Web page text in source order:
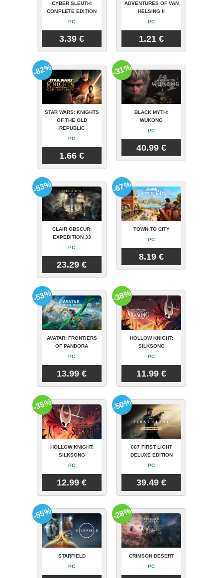
CYBER SLEUTH:
COMPLETE EDITION
PC
3.39 €
ADVENTURES OF VAN
HELSING II
PC
1.21 €
STAR WARS: KNIGHTS
OF THE OLD
REPUBLIC
PC
1.66 €
-82%
BLACK MYTH:
WUKONG
PC
40.99 €
-31%
CLAIR OBSCUR:
EXPEDITION 33
PC
23.29 €
-53%
TOWN TO CITY
PC
8.19 €
-67%
AVATAR: FRONTIERS
OF PANDORA
PC
13.99 €
-53%
HOLLOW KNIGHT:
SILKSONG
PC
11.99 €
-38%
HOLLOW KNIGHT:
SILKSONG
PC
12.99 €
-35%
007 FIRST LIGHT
DELUXE EDITION
PC
39.49 €
-50%
STARFIELD
PC
-55%
CRIMSON DESERT
PC
-28%